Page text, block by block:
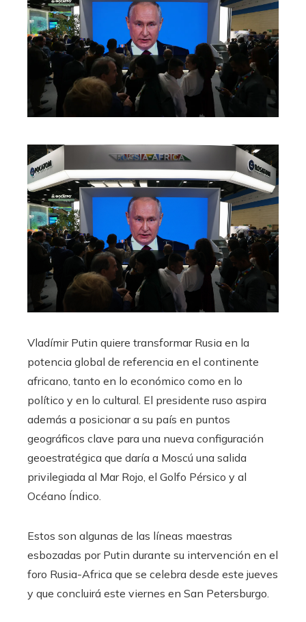
Vladímir Putin quiere transformar Rusia en la
potencia global de referencia en el continente
africano, tanto en lo económico como en lo
político y en lo cultural. El presidente ruso aspira
además a posicionar a su país en puntos
geográficos clave para una nueva configuración
geoestratégica que daría a Moscú una salida
privilegiada al Mar Rojo, el Golfo Pérsico y al
Océano Índico.
Estos son algunas de las líneas maestras
esbozadas por Putin durante su intervención en el
foro Rusia-Africa que se celebra desde este jueves
y que concluirá este viernes en San Petersburgo.